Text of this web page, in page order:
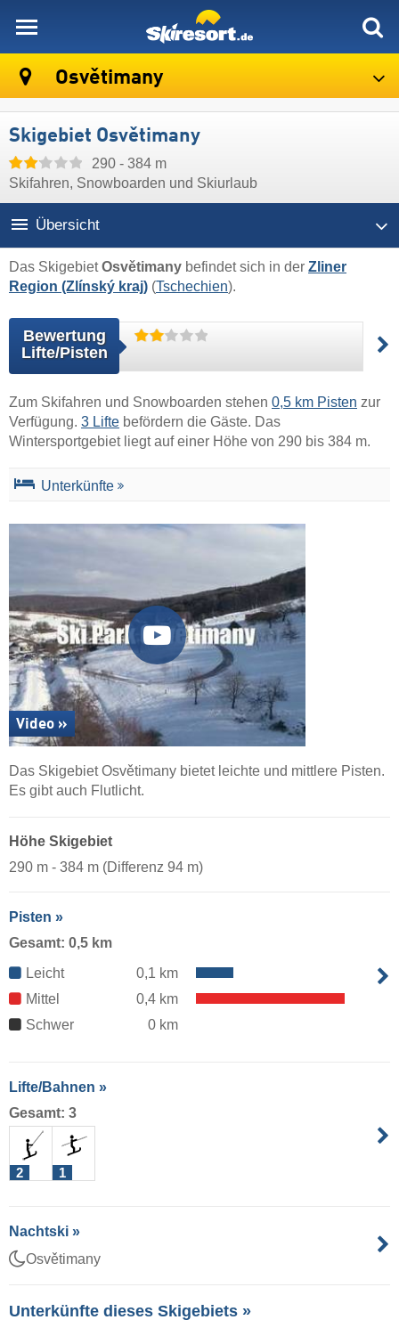
Osvětimany
Skigebiet Osvětimany
290 - 384 m
Skifahren, Snowboarden und Skiurlaub
Übersicht
Das SkigebietOsvětimany befindet sich in der Zliner
Region (Zlínský kraj) (Tschechien).
Bewertung
Lifte/Pisten
Zum Skifahren und Snowboarden stehen 0,5 km Pisten zur
Verfügung. 3 Lifte befördern die Gäste. Das
Wintersportgebiet liegt auf einer Höhe von 290 bis 384 m.
Unterkünfte
Video »
Das Skigebiet Osvětimany bietet leichte und mittlere Pisten.
Es gibt auch Flutlicht.
Höhe Skigebiet
290 m - 384 m (Differenz 94 m)
Pisten »
Gesamt: 0,5 km
Leicht
0,1 km
Mittel
0,4 km
Schwer
0 km
Lifte/Bahnen »
Gesamt: 3
2 1
Nachtski »
Osvětimany
Unterkünfte dieses Skigebiets »